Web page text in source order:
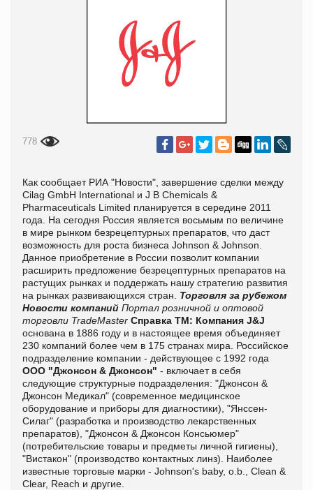
778
Как сообщает РИА "Новости", завершение сделки между
Cilag GmbH International и J B Chemicals &
Pharmaceuticals Limited планируется в середине 2011
года. На сегодня Россия является восьмым по величине
в мире рынком безрецептурных препаратов, что даст
возможность для роста бизнеса Johnson & Johnson.
Данное приобретение в России позволит компании
расширить предложение безрецептурных препаратов на
растущих рынках и поддержать нашу стратегию развития
на рынках развивающихся стран. Торговля за рубежом
Новости компаний Портал розничной и оптовой
торговли TradeMaster Справка ТМ: Компания J&J
основана в 1886 году и в настоящее время объединяет
230 компаний более чем в 175 странах мира. Российское
подразделение компании - действующее с 1992 года
ООО "Джонсон & Джонсон" - включает в себя
следующие структурные подразделения: "Джонсон &
Джонсон Медикал" (современное медицинское
оборудование и приборы для диагностики), "Янссен-
Силаг" (разработка и производство лекарственных
препаратов), "Джонсон & Джонсон Консьюмер"
(потребительские товары и предметы личной гигиены),
"Вистакон" (производство контактных линз). Наиболее
известные торговые марки - Johnson's baby, o.b., Clean &
Clear, Reach и другие.